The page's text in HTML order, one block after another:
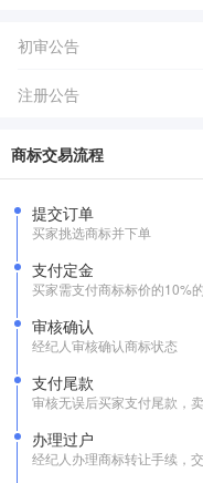
初审公告
注册公告
商标交易流程
提交订单
买家挑选商标并下单
支付定金
买家需支付商标标价的10%
审核确认
经纪人审核确认商标状态
支付尾款
审核无误后买家支付尾款，
办理过户
经纪人办理商标转让手续，